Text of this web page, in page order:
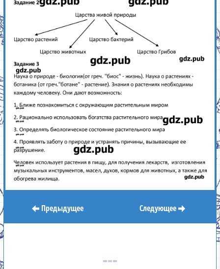
Предыдущее Следующее